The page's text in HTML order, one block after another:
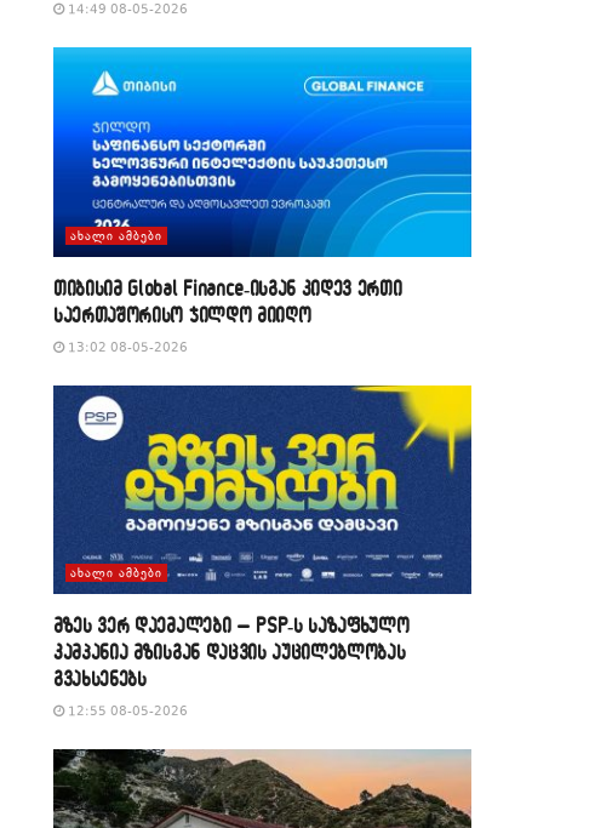
14:49 08-05-2026
ᲐᲮᲐᲚᲘ ᲐᲛᲑᲔᲑᲘ
თიბისიმ Global Finance-ისგან კიდევ ერთი
საერთაშორისო ჯილდო მიიღო
13:02 08-05-2026
ᲐᲮᲐᲚᲘ ᲐᲛᲑᲔᲑᲘ
მზეს ვერ დაემალები – PSP-ს საზაფხულო
კამპანია მზისგან დაცვის აუცილებლობას
გვახსენებს
12:55 08-05-2026